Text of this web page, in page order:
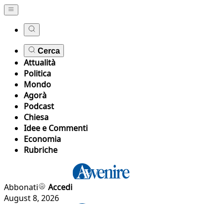
Cerca
Attualità
Politica
Mondo
Agorà
Podcast
Chiesa
Idee e Commenti
Economia
Rubriche
Abbonati
Accedi
August 8, 2026